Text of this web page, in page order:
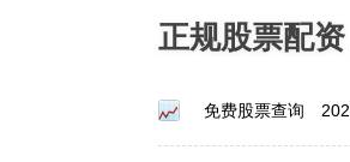
正规股票配
免费股票查询